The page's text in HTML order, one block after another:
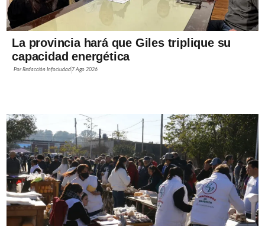
La provincia hará que Giles triplique su
capacidad energética
PorRedacción Infociudad 7 Ago 2026